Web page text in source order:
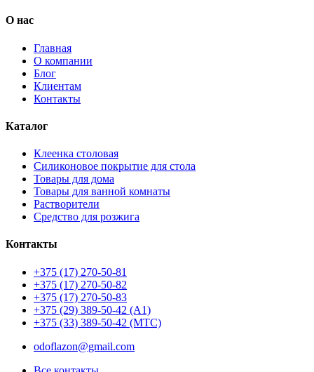
О нас
Главная
О компании
Блог
Клиентам
Контакты
Каталог
Клеенка столовая
Силиконовое покрытие для стола
Товары для дома
Товары для ванной комнаты
Растворители
Средство для розжига
Контакты
+375 (17) 270-50-81
+375 (17) 270-50-82
+375 (17) 270-50-83
+375 (29) 389-50-42 (А1)
+375 (33) 389-50-42 (МТС)
odoflazon@gmail.com